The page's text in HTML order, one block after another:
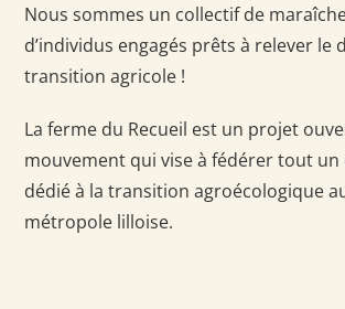
Nous sommes un collectif de
d’individus engagés prêts à relever le
transition agricole !
La ferme du Recueil est un projet
mouvement qui vise à fédérer tout un
dédié à la transition agroécologique
métropole lilloise.